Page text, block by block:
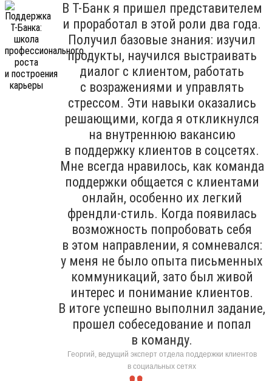
В Т-Банк я пришел представителем
и проработал в этой роли два года.
Получил базовые знания: изучил
продукты, научился выстраивать
диалог с клиентом, работать
с возражениями и управлять
стрессом. Эти навыки оказались
решающими, когда я откликнулся
на внутреннюю вакансию
в поддержку клиентов в соцсетях.
Мне всегда нравилось, как команда
поддержки общается с клиентами
онлайн, особенно их легкий
френдли-стиль. Когда появилась
возможность попробовать себя
в этом направлении, я сомневался:
у меня не было опыта письменных
коммуникаций, зато был живой
интерес и понимание клиентов.
В итоге успешно выполнил задание,
прошел собеседование и попал
в команду.
Георгий, ведущий эксперт отдела поддержки клиентов
в социальных сетях